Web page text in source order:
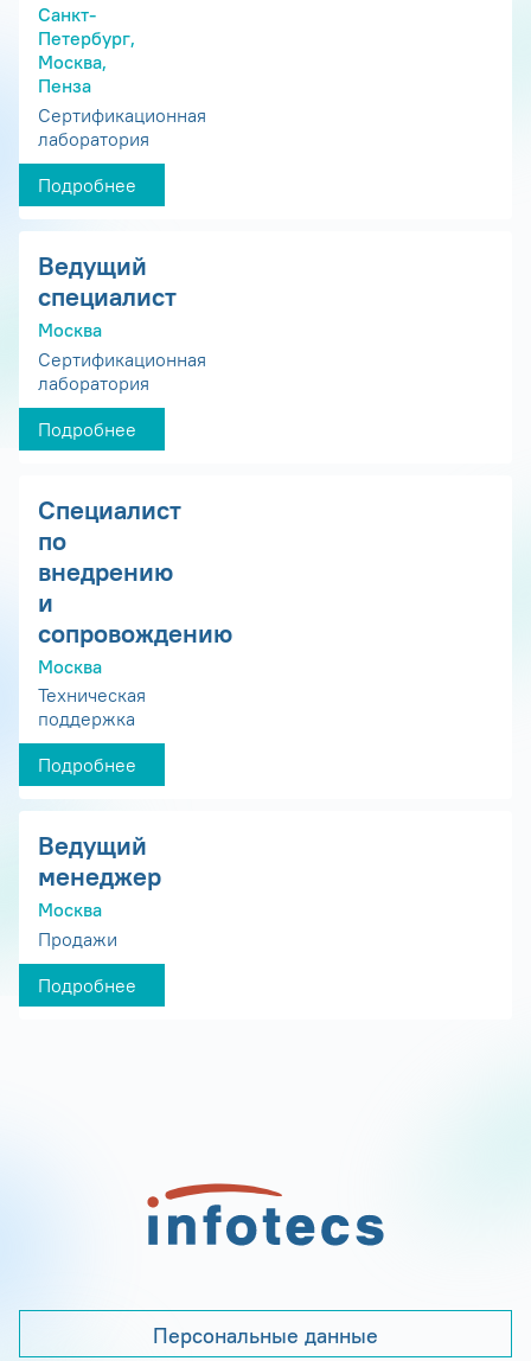
Санкт-
Петербург,
Москва,
Пенза
Сертификационная
лаборатория
Подробнее
Ведущий
специалист
Москва
Сертификационная
лаборатория
Подробнее
Специалист
по
внедрению
и
сопровождению
Москва
Техническая
поддержка
Подробнее
Ведущий
менеджер
Москва
Продажи
Подробнее
Персональные данные